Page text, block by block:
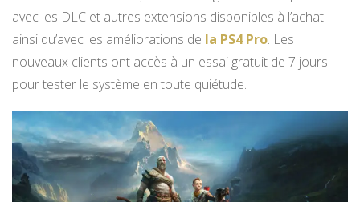
avec les DLC et autres extensions disponibles à l’achat
ainsi qu’avec les améliorations de la PS4 Pro. Les
nouveaux clients ont accès à un essai gratuit de 7 jours
pour tester le système en toute quiétude.